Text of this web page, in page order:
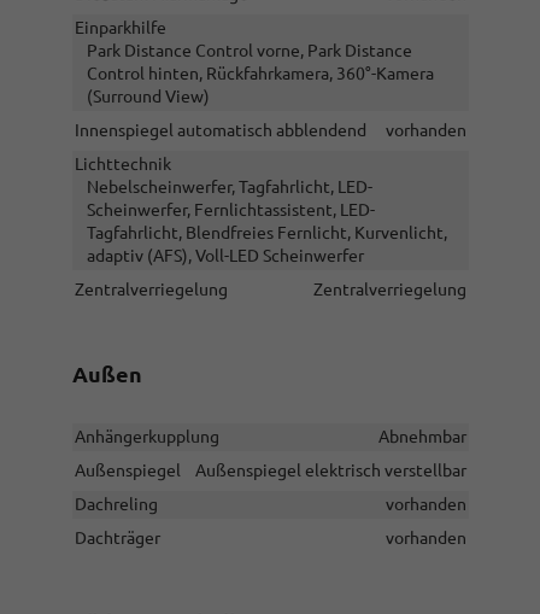
Einparkhilfe
Park Distance Control vorne, Park Distance
Control hinten, Rückfahrkamera, 360°-Kamera
(Surround View)
Innenspiegel automatisch abblendend
vorhanden
Lichttechnik
Nebelscheinwerfer, Tagfahrlicht, LED-
Scheinwerfer, Fernlichtassistent, LED-
Tagfahrlicht, Blendfreies Fernlicht, Kurvenlicht,
adaptiv (AFS), Voll-LED Scheinwerfer
Zentralverriegelung
Zentralverriegelung
Außen
Anhängerkupplung
Abnehmbar
Außenspiegel
Außenspiegel elektrisch verstellbar
Dachreling
vorhanden
Dachträger
vorhanden